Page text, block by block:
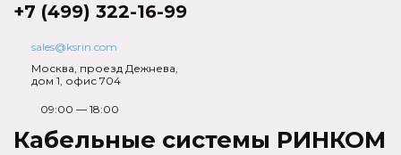
+7 (499) 322-16-99
sales@ksrin.com
Москва, проезд Дежнева,
дом 1, офис 704
09:00 — 18:00
Кабельные системы РИНКОМ